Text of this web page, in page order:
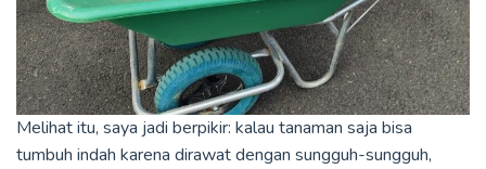
Melihat itu, saya jadi berpikir: kalau tanaman saja bisa
tumbuh indah karena dirawat dengan sungguh-sungguh,